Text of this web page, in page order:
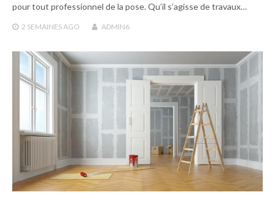
pour tout professionnel de la pose. Qu’il s’agisse de travaux…
2 SEMAINES AGO ADMIN6